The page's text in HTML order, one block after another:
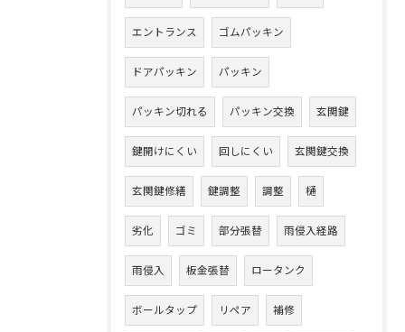
エントランス ゴムパッキン
ドアパッキン パッキン
パッキン切れる パッキン交換 玄関鍵
鍵開けにくい 回しにくい 玄関鍵交換
玄関鍵修繕 鍵調整 調整 樋
劣化 ゴミ 部分張替 雨侵入経路
雨侵入 板金張替 ロータンク
ボールタップ リペア 補修